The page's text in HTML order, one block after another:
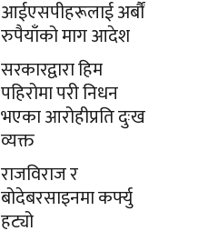
आईएसपीहरूलाई अर्बौं
रुपैयाँको माग आदेश
सरकारद्वारा हिम
पहिरोमा परी निधन
भएका आरोहीप्रति दुःख
व्यक्त
राजविराज र
बोदेबरसाइनमा कर्फ्यु
हट्यो